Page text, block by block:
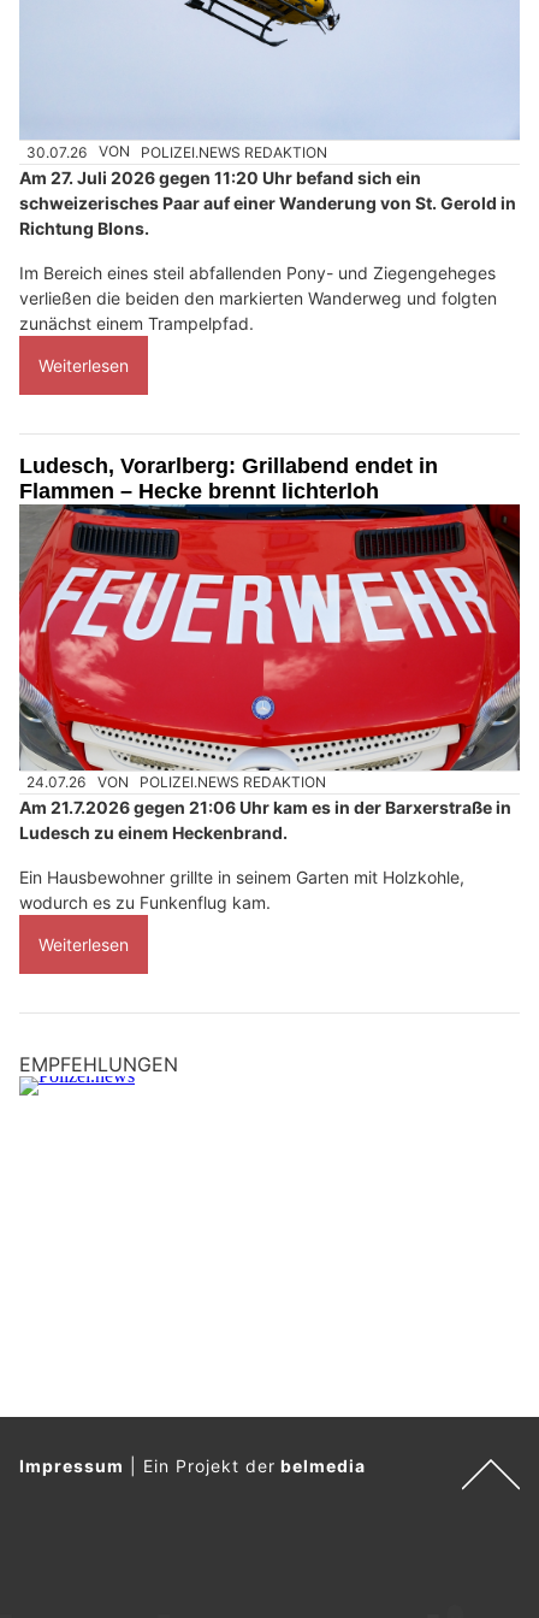
30.07.26 VON POLIZEI.NEWS REDAKTION
Am 27. Juli 2026 gegen 11:20 Uhr befand sich ein
schweizerisches Paar auf einer Wanderung von St. Gerold in
Richtung Blons.
Im Bereich eines steil abfallenden Pony- und Ziegengeheges
verließen die beiden den markierten Wanderweg und folgten
zunächst einem Trampelpfad.
Weiterlesen
Ludesch, Vorarlberg: Grillabend endet in
Flammen – Hecke brennt lichterloh
24.07.26 VON POLIZEI.NEWS REDAKTION
Am 21.7.2026 gegen 21:06 Uhr kam es in der Barxerstraße in
Ludesch zu einem Heckenbrand.
Ein Hausbewohner grillte in seinem Garten mit Holzkohle,
wodurch es zu Funkenflug kam.
Weiterlesen
EMPFEHLUNGEN
Impressum Ein Projekt derbelmedia